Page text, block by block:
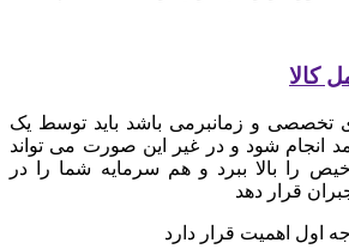
کالا
تخصصی و زمانبرمی باشد باید توسط یک
انجام شود و در غیر این صورت می تواند
را بالا ببرد و هم سرمایه شما را در
قرار دهد
اول اهمیت قرار دارد